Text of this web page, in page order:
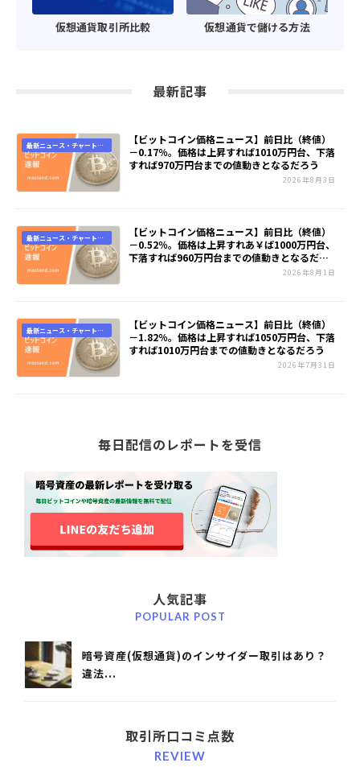
仮想通貨取引所比較 仮想通貨で儲ける方法
最新記事
最新ニュース・チャート速
報
【ビットコイン価格ニュース】前日比（終値）
－0.17％。価格は上昇すれば1010万円台、下落
すれば970万円台までの値動きとなるだろう
2026年8月3日
最新ニュース・チャート速
報
【ビットコイン価格ニュース】前日比（終値）
－0.52％。価格は上昇すれあ￥ば1000万円台、
下落すれば960万円台までの値動きとなるだろ
2026年8月1日
最新ニュース・チャート速
報
【ビットコイン価格ニュース】前日比（終値）
－1.82％。価格は上昇すれば1050万円台、下落
すれば1010万円台までの値動きとなるだろう
2026年7月31日
毎日配信のレポートを受信
人気記事
POPULAR POST
暗号資産(仮想通貨)のインサイダー取引はあり？
違法...
取引所口コミ点数
REVIEW